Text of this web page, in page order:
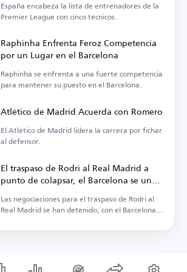
España encabeza la lista de entrenadores de la
Premier League con cinco técnicos.
Raphinha Enfrenta Feroz Competencia
por un Lugar en el Barcelona
Raphinha se enfrenta a una fuerte competencia
para mantener su puesto en el Barcelona.
Atlético de Madrid Acuerda con Romero
El Atlético de Madrid lidera la carrera por fichar
al defensor.
El traspaso de Rodri al Real Madrid a
punto de colapsar, el Barcelona se une
a la carrera
Las negociaciones para el traspaso de Rodri al
Real Madrid se han detenido, con el Barcelona